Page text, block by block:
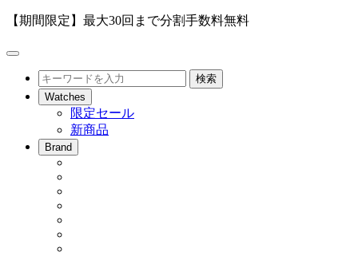
【期間限定】最大30回まで分割手数料無料
メ
検
索
検索
Watches
限定セール
新商品
Brand